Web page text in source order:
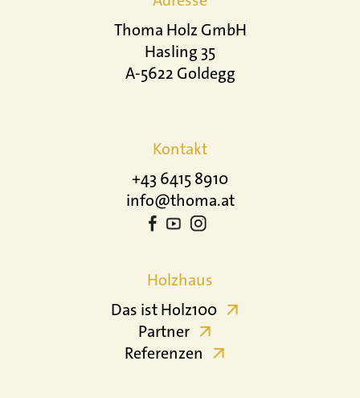
Thoma Holz GmbH
Hasling 35
A-5622 Goldegg
Kontakt
+43 6415 8910
info@thoma.at
Holzhaus
Das ist Holz100
Partner
Referenzen